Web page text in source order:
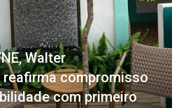
Walter
compromisso
com primeiro